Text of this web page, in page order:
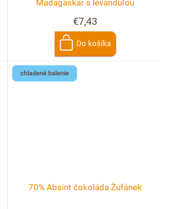
Madagaskar s levanduľou
€7,43
Do košíka
chladené balenie
70% Absint čokoláda Žufánek